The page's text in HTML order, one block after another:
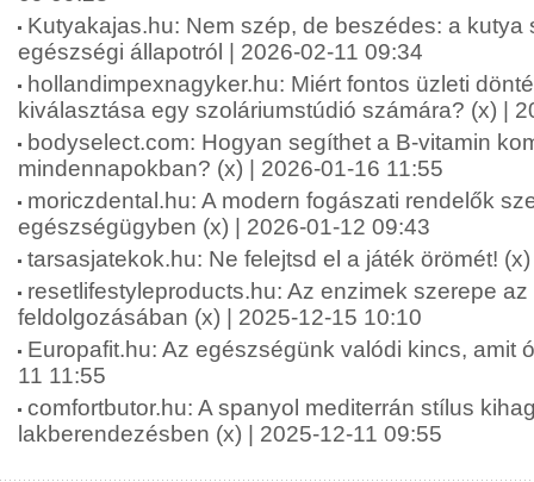
Kutyakajas.hu: Nem szép, de beszédes: a kutya
egészségi állapotról | 2026-02-11 09:34
hollandimpexnagyker.hu: Miért fontos üzleti
kiválasztása egy szoláriumstúdió számára? (x) |
bodyselect.com: Hogyan segíthet a B-vitamin
mindennapokban? (x) | 2026-01-16 11:55
moriczdental.hu: A modern fogászati rendelők
egészségügyben (x) | 2026-01-12 09:43
tarsasjatekok.hu: Ne felejtsd el a játék örömét!
resetlifestyleproducts.hu: Az enzimek szerepe
feldolgozásában (x) | 2025-12-15 10:10
Europafit.hu: Az egészségünk valódi kincs, amit
11 11:55
comfortbutor.hu: A spanyol mediterrán stílus
lakberendezésben (x) | 2025-12-11 09:55